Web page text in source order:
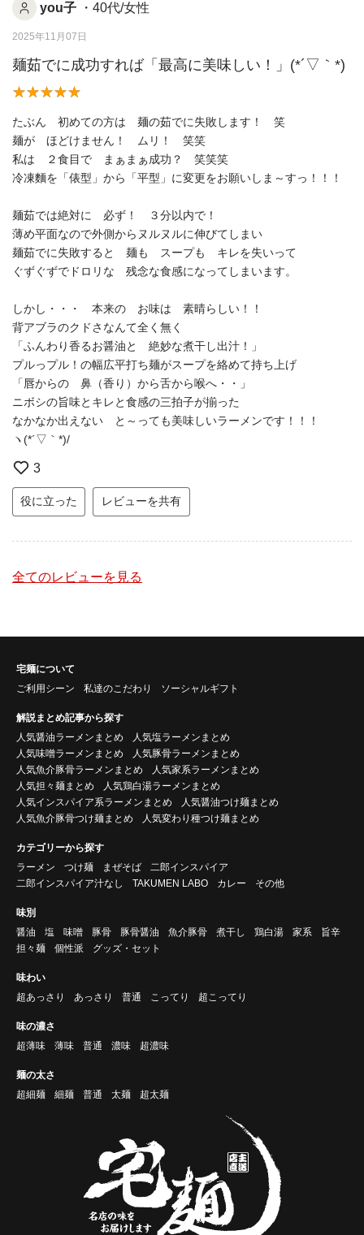
you子 ・40代/女性
2025年11月07日
麺茹でに成功すれば「最高に美味しい！」(*´▽｀*)
たぶん 初めての方は 麺の茹でに失敗します！ 笑
麺が ほどけません！ ムリ！ 笑笑
私は ２食目で まぁまぁ成功？ 笑笑笑
冷凍麵を「俵型」から「平型」に変更をお願いしま～すっ！！！
麺茹では絶対に 必ず！ ３分以内で！
薄め平面なので外側からヌルヌルに伸びてしまい
麺茹でに失敗すると 麺も スープも キレを失いって
ぐずぐずでドロリな 残念な食感になってしまいます。
しかし・・・ 本来の お味は 素晴らしい！！
背アブラのクドさなんて全く無く
「ふんわり香るお醤油と 絶妙な煮干し出汁！」
プルっプル！の幅広平打ち麺がスープを絡めて持ち上げ
「唇からの 鼻（香り）から舌から喉へ・・」
ニボシの旨味とキレと食感の三拍子が揃った
なかなか出えない と～っても美味しいラーメンです！！！
ヽ(*´▽｀*)/
3
役に立った レビューを共有
全てのレビューを見る
宅麺について
ご利用シーン
私達のこだわり ソーシャルギフト
解説まとめ記事から探す
人気醤油ラーメンまとめ
人気塩ラーメンまとめ
人気味噌ラーメンまとめ
人気豚骨ラーメンまとめ
人気魚介豚骨ラーメンまとめ
人気家系ラーメンまとめ
人気担々麺まとめ
人気鶏白湯ラーメンまとめ
人気インスパイア系ラーメンまとめ
人気醤油つけ麺まとめ
人気魚介豚骨つけ麺まとめ
人気変わり種つけ麺まとめ
カテゴリーから探す
ラーメン
つけ麺 まぜそば
二郎インスパイア
二郎インスパイア汁なし
TAKUMEN LABO カレー その他
味別
醤油
塩 味噌 豚骨 豚骨醤油 魚介豚骨 煮干し 鶏白湯 家系
旨辛
担々麺
個性派 グッズ・セット
味わい
超あっさり
あっさり 普通 こってり 超こってり
味の濃さ
超薄味
薄味 普通 濃味 超濃味
麺の太さ
超細麺
細麺 普通 太麺 超太麺